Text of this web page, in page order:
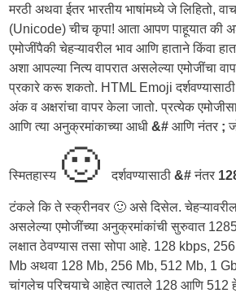
मरठी अथवा ईतर भारतीय भाषांमध्ये जे लिहितो,
(Unicode) चीच कृपा! आता आपण पाहूयात की
एमोजींपैकी चेहऱ्यावरील भाव आणि हाताने किंवा
अशा आपल्या नित्य वापरात असलेल्या एमोजींचा
प्रकारे करू शकतो. HTML Emoji
अंक व अक्षरांचा वापर केला जातो. प्रत्येक
आणि त्या अनुक्रमांकाच्या आधी&# आणि नंतर ;
स्मितहास्य 🙂दर्शवण्यासाठी&#नंतर
टंकले कि ते स्क्रीनवर 🙂 असे दिसेल. चेहऱ्यावरील
असलेल्या एमोजींच्या अनुक्रमांकांची सुरुवात
लक्षात ठेवण्यास तसा सोपा आहे. 128 kbps,
Mb अथवा 128 Mb, 256 Mb, 512 Mb, 1
चांगलेच परिचयाचे आहेत त्यातले 128 आणि 512